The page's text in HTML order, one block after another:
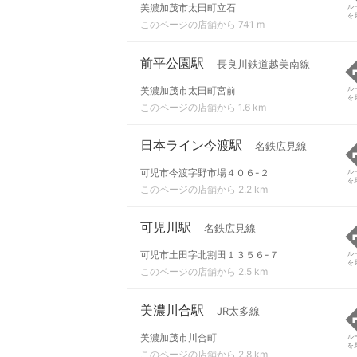
美濃加茂市太田町立石
このページの店舗から 741 m
ル
を
前平公園駅 長良川鉄道越美南線
美濃加茂市太田町宮前
このページの店舗から 1.6 km
ル
を
日本ライン今渡駅 名鉄広見線
可児市今渡字野市場４０６-２
このページの店舗から 2.2 km
ル
を
可児川駅 名鉄広見線
可児市土田字北割田１３５６-７
このページの店舗から 2.5 km
ル
を
美濃川合駅 JR太多線
美濃加茂市川合町
このページの店舗から 2.8 km
ル
を